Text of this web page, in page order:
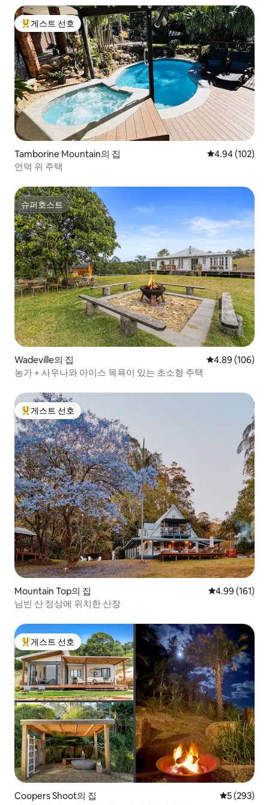
상위 게스트 선호
게스트 선호
Tamborine Mountain의 집 평점 4.94점(5
4.94 (102)
언덕 위 주택
슈퍼호스트
슈퍼호스트
Wadeville의 집 평점 4.89점(5
4.89 (106)
농가 + 사우나와 아이스 목욕이 있는 초소형 주택
상위 게스트 선호
게스트 선호
Mountain Top의 집 평점 4.99점(5
4.99 (161)
님빈 산 정상에 위치한 산장
상위 게스트 선호
게스트 선호
Coopers Shoot의 집 평점 5점(5
5 (293)